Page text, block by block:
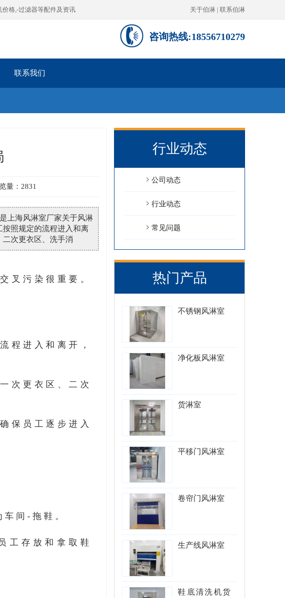
格,-过滤器等配件及资讯 关于伯淋 | 联系伯淋
咨询热线:18556710279
联系我们
行业动态
公司动态
行业动态
常见问题
热门产品
不锈钢风淋室
净化板风淋室
货淋室
平移门风淋室
卷帘门风淋室
生产线风淋室
鞋底清洗机货
量：2831
上海风淋室厂家关于风淋
照规定的流程进入和离
次更衣区、洗手消
叉污染很重要。
程进入和离开，
次更衣区、二次
保员工逐步进入
间-拖鞋。
工存放和拿取鞋